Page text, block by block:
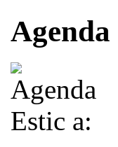
Agenda
Estic a: